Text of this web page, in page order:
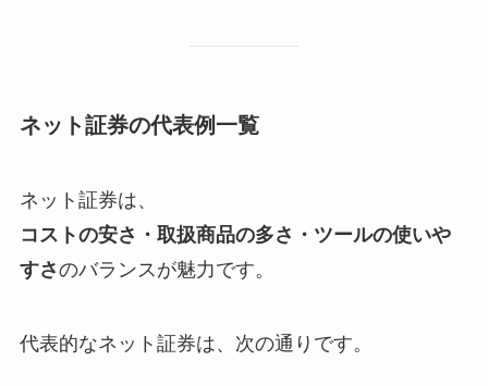
ネット証券の代表例一覧
ネット証券は、
コストの安さ・取扱商品の多さ・ツールの使いや
すさのバランスが魅力です。
代表的なネット証券は、次の通りです。